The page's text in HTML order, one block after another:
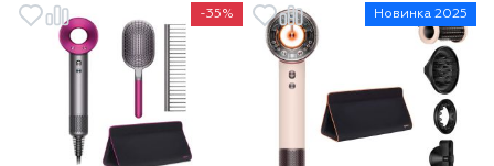
-35% Новинка 2025